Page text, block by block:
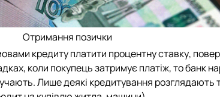
Отримання позички
кредиту платити процентну ставку,
коли покупець затримує платіж, то банк
Лише деякі кредитування розглядають